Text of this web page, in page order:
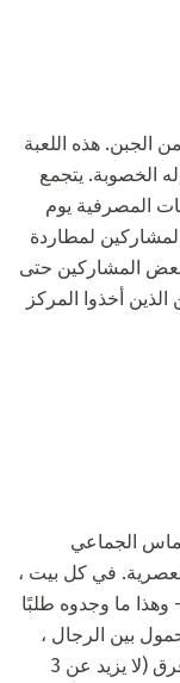
الجبن. هذه اللعبة
الخصوبة. يتجمع
المصرفية يوم
لمطاردة
المشاركين حتى
أخذوا المركز
الجماعي
في كل بيت ،
وهذا ما وجدوه طلبًا
بين الرجال ،
وبين النساء ، والناشئين في تصنيف فردي وفرق (لا يزيد عن 3